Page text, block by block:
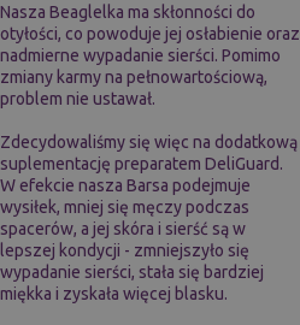
Nasza Beaglelka ma skłonności do
otyłości, co powoduje jej osłabienie oraz
nadmierne wypadanie sierści. Pomimo
zmiany karmy na pełnowartościową,
problem nie ustawał.
Zdecydowaliśmy się więc na dodatkową
suplementację preparatem DeliGuard.
W efekcie nasza Barsa podejmuje
wysiłek, mniej się męczy podczas
spacerów, a jej skóra i sierść są w
lepszej kondycji - zmniejszyło się
wypadanie sierści, stała się bardziej
miękka i zyskała więcej blasku.